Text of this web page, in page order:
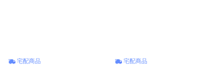
宅配商品 宅配商品